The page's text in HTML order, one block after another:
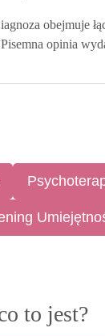
obejmuje
opinia
to jest?